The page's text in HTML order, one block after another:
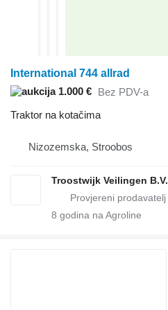
International 744 allrad
1.000 € Bez PDV-a
Traktor na kotačima
Nizozemska, Stroobos
Troostwijk Veilingen B.V.
8 godina na Agroline